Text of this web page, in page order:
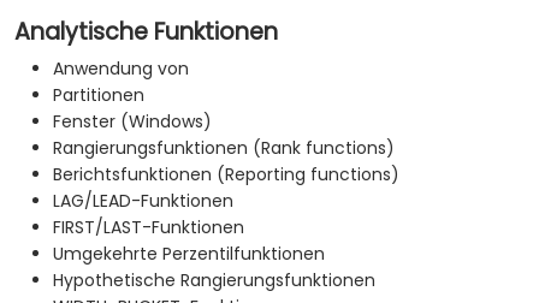
Analytische Funktionen
Anwendung von
Partitionen
Fenster (Windows)
Rangierungsfunktionen (Rank functions)
Berichtsfunktionen (Reporting functions)
LAG/LEAD-Funktionen
FIRST/LAST-Funktionen
Umgekehrte Perzentilfunktionen
Hypothetische Rangierungsfunktionen